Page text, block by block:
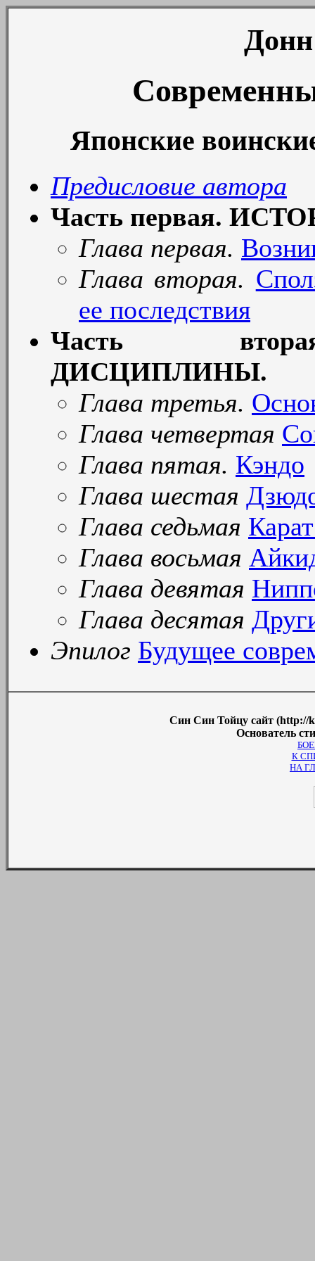
Японские
Предисловие автора
Часть первая.
Глава первая.
Глава вторая.
ее последствия
Часть
ДИСЦИПЛИНЫ.
Глава третья.
Глава четвертая
Глава пятая. Кэндо
Глава шестая
Глава седьмая
Глава восьмая
Глава девятая
Глава десятая
Эпилог Будущее
Син Син Тойцу сайт (http://
Основатель
К
НА